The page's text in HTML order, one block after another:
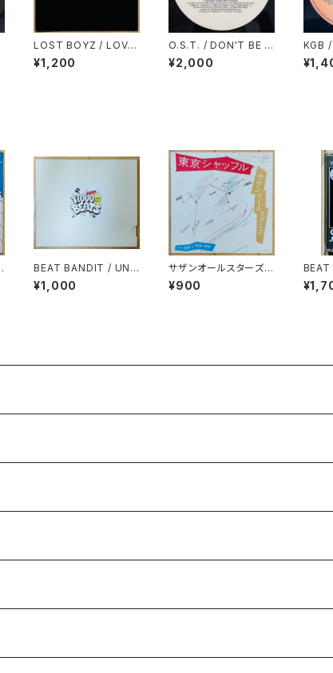
LOST BOYZ / LOVE,
PEACE & NAPPINES
S
¥1,200
O.S.T. / DON'T BE A
MENACE SAMPLER
¥2,000
KGB
E
BEAT BANDIT / UND
ER 1000YEN BEATS
(60 MINUTES OF C
¥1,000
サザンオールスターズ /
東京シャッフル
¥900